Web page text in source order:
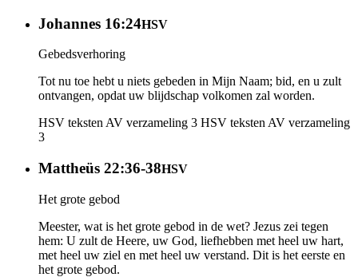
Johannes 16:24HSV
Gebedsverhoring
Tot nu toe hebt u niets gebeden in Mijn Naam; bid, en u zult
ontvangen, opdat uw blijdschap volkomen zal worden.
HSV teksten AV verzameling 3 HSV teksten AV verzameling
3
Mattheüs 22:36-38HSV
Het grote gebod
Meester, wat is het grote gebod in de wet? Jezus zei tegen
hem: U zult de Heere, uw God, liefhebben met heel uw hart,
met heel uw ziel en met heel uw verstand. Dit is het eerste en
het grote gebod.